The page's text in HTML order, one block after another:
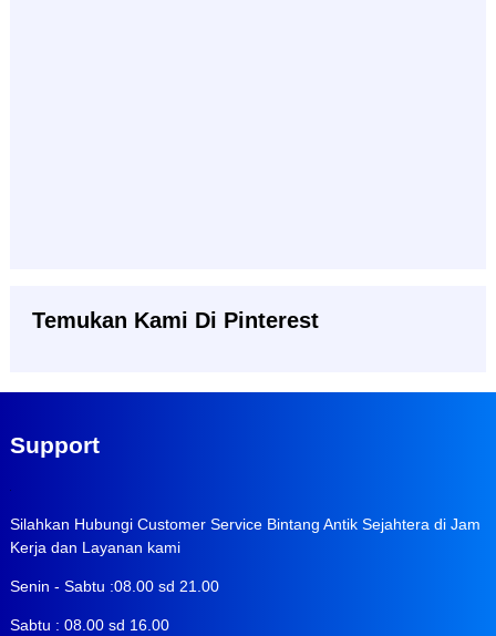
Temukan Kami Di Pinterest
Support
Silahkan Hubungi Customer Service Bintang Antik Sejahtera di Jam
Kerja dan Layanan kami
Senin - Sabtu :08.00 sd 21.00
Sabtu : 08.00 sd 16.00